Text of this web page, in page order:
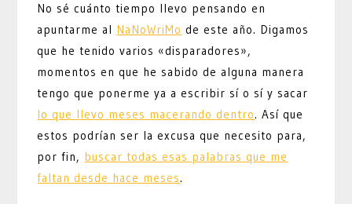
No sé cuánto tiempo llevo pensando en
apuntarme al NaNoWriMo de este año. Digamos
que he tenido varios «disparadores»,
momentos en que he sabido de alguna manera
tengo que ponerme ya a escribir sí o sí y sacar
lo que llevo meses macerando dentro. Así que
estos podrían ser la excusa que necesito para,
por fin, buscar todas esas palabras que me
faltan desde hace meses.